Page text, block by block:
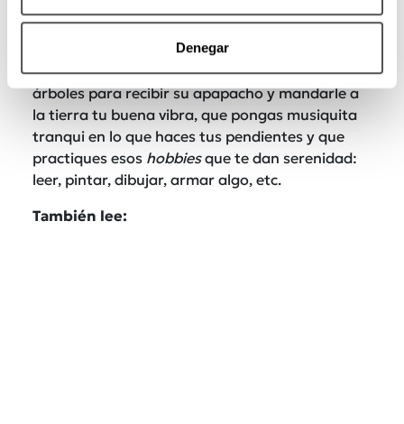
Denegar
posteriores, es buena idea que trates de
descansar bien, que camines sin zapatos en el
pasto (para descargar tu energía), que abraces
árboles para recibir su apapacho y mandarle a
la tierra tu buena vibra, que pongas musiquita
tranqui en lo que haces tus pendientes y que
practiques esos hobbiesque te dan serenidad:
leer, pintar, dibujar, armar algo, etc.
También lee: